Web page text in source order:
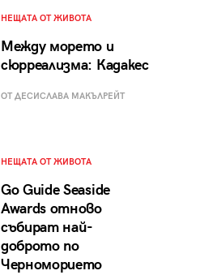
НЕЩАТА ОТ ЖИВОТА
Между морето и
сюрреализма: Кадакес
ОТ ДЕСИСЛАВА МАКЪЛРЕЙТ
НЕЩАТА ОТ ЖИВОТА
Go Guide Seaside
Awards отново
събират най-
доброто по
Черноморието